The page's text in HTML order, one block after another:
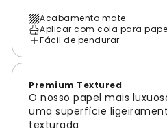
Acabamento mate
Aplicar com cola para
Fácil de pendurar
Premium Textured
O nosso papel mais
uma superfície
texturada